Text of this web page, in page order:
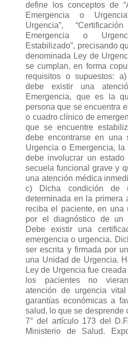
define los conceptos de
Emergencia o
Urgencia”,
Emergencia o
Estabilizado”, precisando
denominada Ley de
se cumplan, en forma
requisitos o supuestos:
debe existir una
Emergencia, que es la
persona que se encuentra
o cuadro clínico de
que se encuentre
debe encontrarse en una
Urgencia o Emergencia, la
debe involucrar un
secuela funcional grave y
una atención médica
c) Dicha condición de
determinada en la primera
reciba el paciente, en una
por el diagnóstico de un
Debe existir una
emergencia o urgencia.
ser escrita y firmada por
una Unidad de Urgencia.
Ley de Urgencia fue
los pacientes no
atención de urgencia
garantías económicas a
salud, lo que se desprende
7° del artículo 173 del
Ministerio de Salud.